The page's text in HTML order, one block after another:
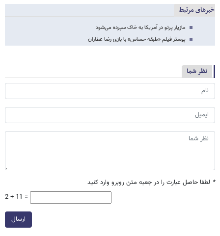
خبرهای مرتبط
مازیار پرتو در آمریکا به خاک سپرده می‌شود
پوستر فیلم «طبقه حساس» با بازی رضا عطاران
نظر شما
* لطفا حاصل عبارت را در جعبه متن روبرو وارد کنید
2 + 11 =
ارسال